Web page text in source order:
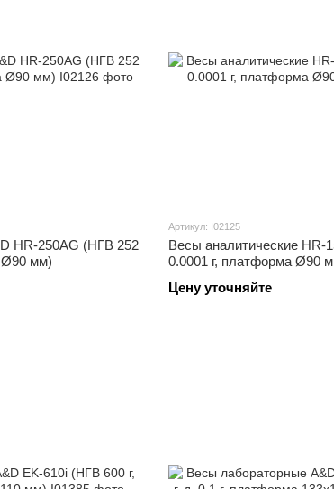
HR-250AG (НГВ 252
Ø90 мм)
Артикул: I02125
Весы аналитические HR-
0.0001 г, платформа Ø90
Цену уточняйте